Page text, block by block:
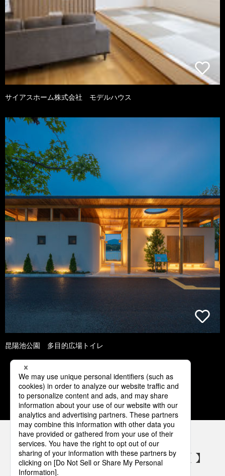
サイアスホーム株式会社 モデルハウス
昆陽池公園 多目的広場トイレ
1 2 3 4 5
パナソニックの電気設備 SNSアカウント